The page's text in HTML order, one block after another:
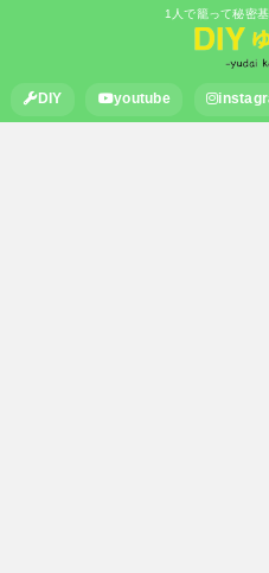
1人で籠って秘密
DIY youtube